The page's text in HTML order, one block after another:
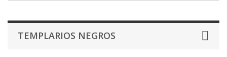
TEMPLARIOS NEGROS